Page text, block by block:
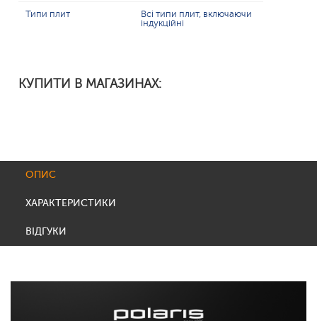
Типи плит
Всі типи плит, включаючи
індукційні
КУПИТИ В МАГАЗИНАХ:
ОПИС
ХАРАКТЕРИСТИКИ
ВІДГУКИ